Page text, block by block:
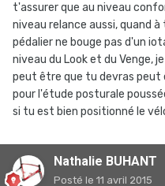
t'assurer que au niveau
niveau relance aussi, quand
pédalier ne bouge pas d'un
niveau du Look et du Venge,
peut être que tu devras peut
pour l'étude posturale
si tu est bien positionné le
Nathalie BUHANT
Posté le 11 avril 2015